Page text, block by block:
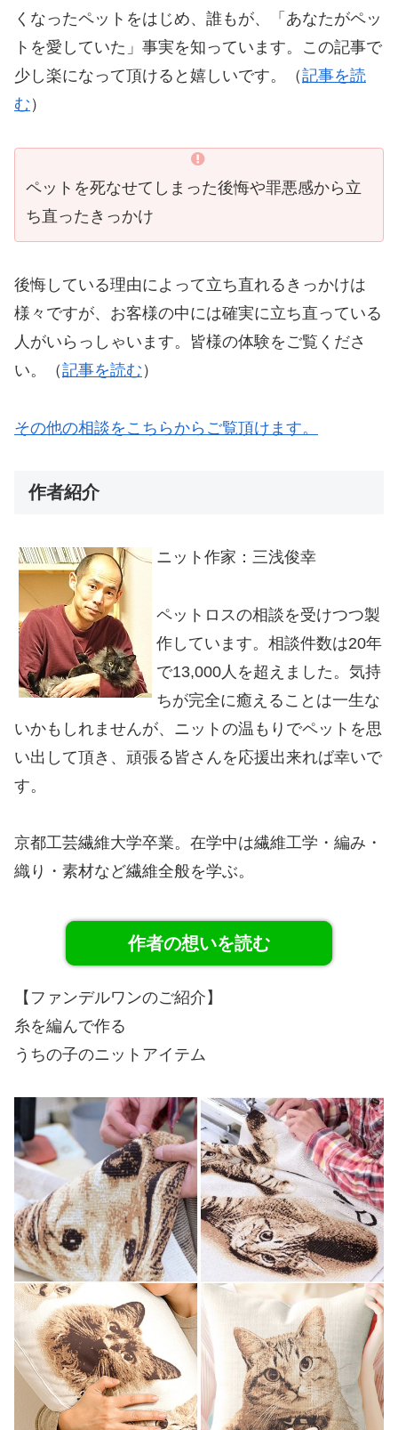
くなったペットをはじめ、誰もが、「あなたがペッ
トを愛していた」事実を知っています。この記事で
少し楽になって頂けると嬉しいです。（記事を読
む ）
ペットを死なせてしまった後悔や罪悪感から立
ち直ったきっかけ
後悔している理由によって立ち直れるきっかけは
様々ですが、お客様の中には確実に立ち直っている
人がいらっしゃいます。皆様の体験をご覧くださ
い。（記事を読む ）
その他の相談をこちらからご覧頂けます。
作者紹介
ニット作家：三浅俊幸
ペットロスの相談を受けつつ製
作しています。相談件数は20年
で13,000人を超えました。気持
ちが完全に癒えることは一生な
いかもしれませんが、ニットの温もりでペットを思
い出して頂き、頑張る皆さんを応援出来れば幸いで
す。
京都工芸繊維大学卒業。在学中は繊維工学・編み・
織り・素材など繊維全般を学ぶ。
作者の想いを読む
【ファンデルワンのご紹介】
糸を編んで作る
うちの子のニットアイテム